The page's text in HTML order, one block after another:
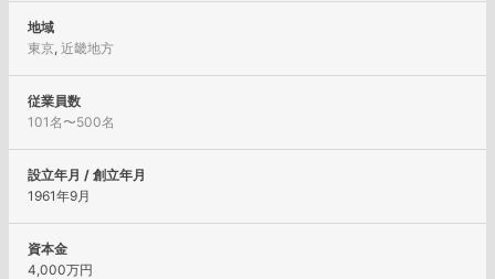
地域
東京,近畿地方
従業員数
101名〜500名
設立年月 / 創立年月
1961年9月
資本金
4,000万円